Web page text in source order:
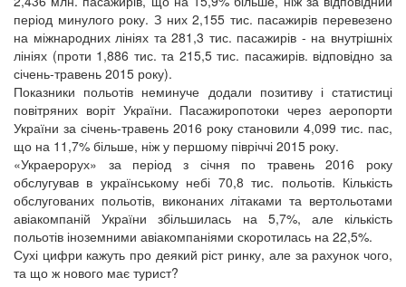
період минулого року. З них 2,155 тис. пасажирів перевезено
на міжнародних лініях та 281,3 тис. пасажирів - на внутрішніх
лініях (проти 1,886 тис. та 215,5 тис. пасажирів. відповідно за
січень-травень 2015 року).
Показники польотів неминуче додали позитиву і статистиці
повітряних воріт України. Пасажиропотоки через аеропорти
України за січень-травень 2016 року становили 4,099 тис. пас,
що на 11,7% більше, ніж у першому півріччі 2015 року.
«Украерорух» за період з січня по травень 2016 року
обслугував в українському небі 70,8 тис. польотів. Кількість
обслугованих польотів, виконаних літаками та вертольотами
авіакомпаній України збільшилась на 5,7%, але кількість
польотів іноземними авіакомпаніями скоротилась на 22,5%.
Сухі цифри кажуть про деякий ріст ринку, але за рахунок чого,
та що ж нового має турист?